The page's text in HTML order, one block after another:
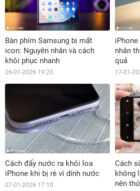
Bàn phím Samsung bị mất
icon: Nguyên nhân và cách
khôi phục nhanh
26-01-2026 19:20
nhân
quả
17-01-
Cách đẩy nước ra khỏi loa
iPhone khi bị rè vì dính nước
07-01-2026 17:10
Cách
không
nên thử